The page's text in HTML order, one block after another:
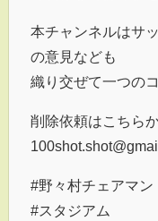
本チャンネルはサ
の意見なども
織り交ぜて一つの
削除依頼はこちら
#野々村チェアマン
#スタジアム